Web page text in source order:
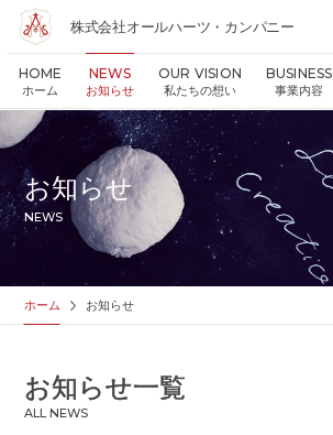
株式会社オールハーツ・カンパニー
HOME
ホーム
NEWS
お知らせ
OUR VISION
私たちの想い
BUSINESS
事業内容
株式会社オールハーツ・カンパニー
店舗検索
HOME
NEWS お知らせ
OUR VISION 私たちの想い
MESSAGE 代表メッセージ
企業理念
BUSINESS
SHOP
お知らせ
NEWS
ホーム お知らせ
お知らせ一覧
ALL NEWS